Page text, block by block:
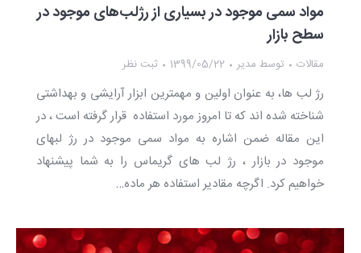
مواد سمی موجود در بسیاری از رژلب‌های موجود در
سطح بازار
مقالات توسط مدیر 1399/05/22 ثبت نظر
رژ لب ها، به عنوان اولین و مهمترین ابزار آرایشی و بهداشتی
شناخته شده اند که تا امروز مورد استفاده قرار گرفته است ، در
این مقاله ضمن اشاره به مواد سمی موجود در رژ لبهای
موجود در بازار ، رژ لب های گریماس را به شما پیشنهاد
خواهیم کرد. اگرچه مقادیر استفاده هر ماده…